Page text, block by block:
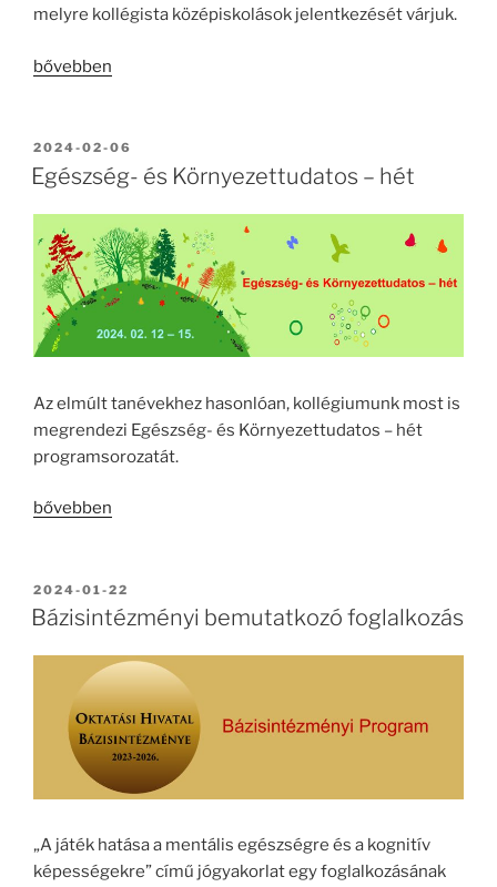
melyre kollégista középiskolások jelentkezését várjuk.
„Öttorony
és
prózamondó
bővebben
BEKÜLDVE:
2024-02-06
Egészség- és Környezettudatos – hét
Az elmúlt tanévekhez hasonlóan, kollégiumunk most is
megrendezi Egészség- és Környezettudatos – hét
programsorozatát.
„Egészség-
–
hét”
bővebben
BEKÜLDVE:
2024-01-22
Bázisintézményi bemutatkozó foglalkozás
„A játék hatása a mentális egészségre és a kognitív
képességekre” című jógyakorlat egy foglalkozásának